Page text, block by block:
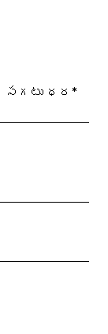
సగటు ధర*